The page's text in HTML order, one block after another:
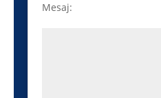
Mesaj: